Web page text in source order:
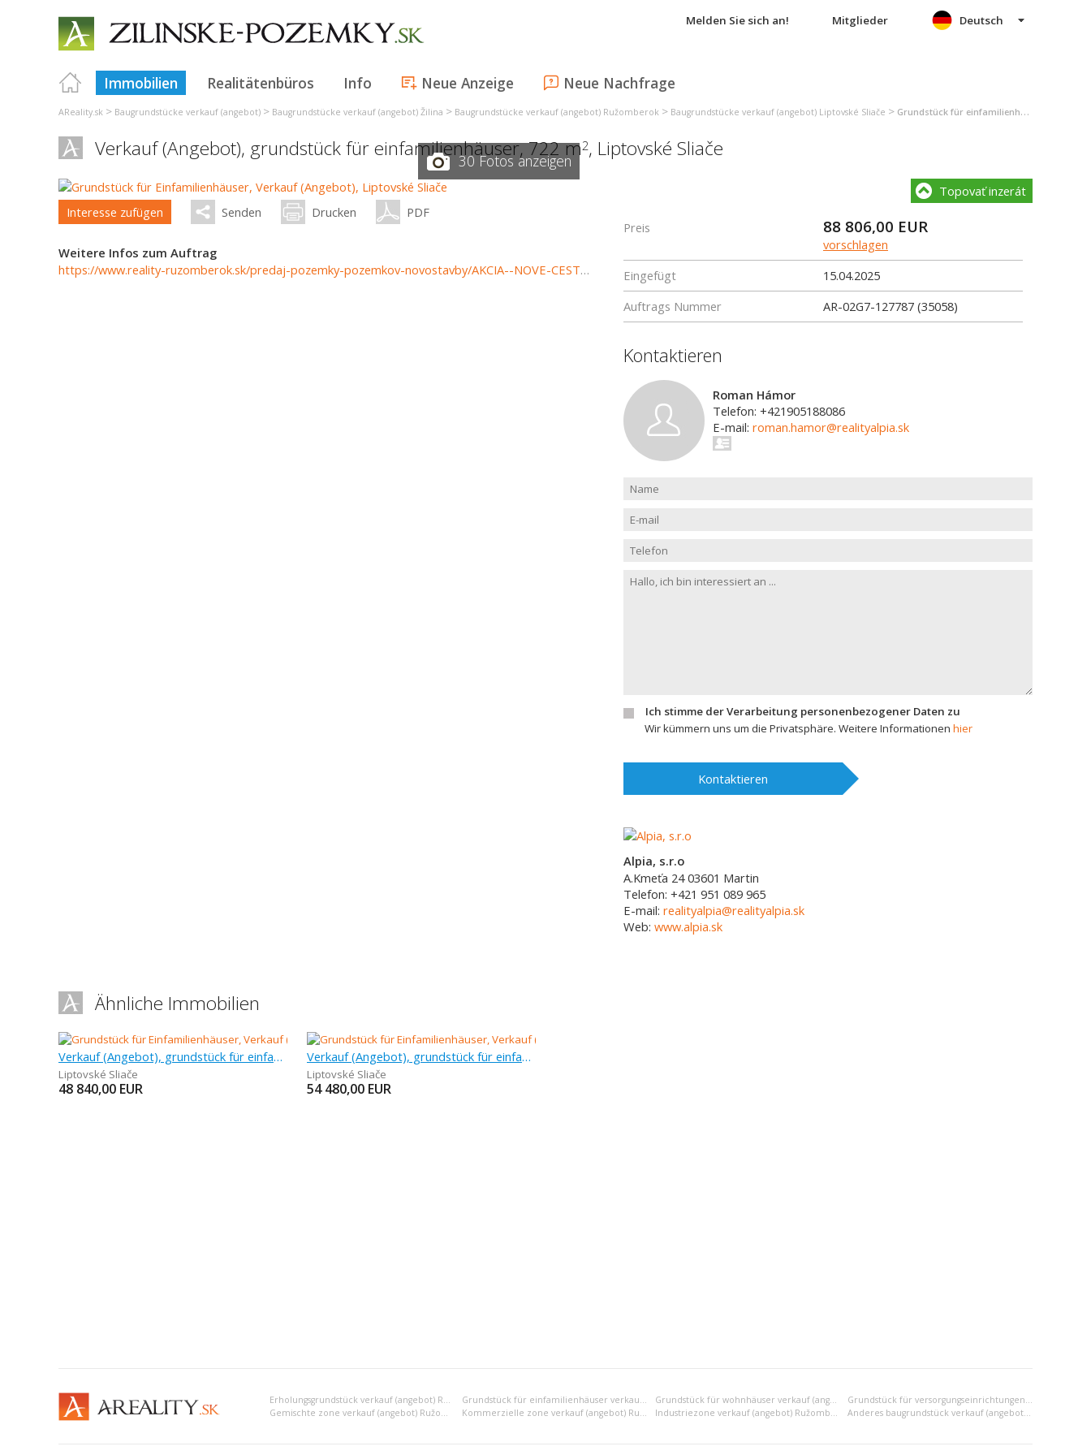
Melden Sie sich an! Mitglieder
Immobilien Realitätenbüros Info Neue Anzeige Neue Nachfrage
Deutsch
AReality.sk > Baugrundstücke verkauf (angebot) > Baugrundstücke verkauf (angebot) Žilina > Baugrundstücke verkauf (angebot) Ružomberok > Baugrundstücke verkauf (angebot) Liptovské Sliače > Grundstück für einfamilienhäuser verkauf (angebot) Liptovské Sliače
Verkauf (Angebot), grundstück für einfamilienhäuser, 722 m2, Liptovské Sliače
30 Fotos anzeigen
Interesse zufügen Senden Drucken PDF
Weitere Infos zum Auftrag
https://www.reality-ruzomberok.sk/predaj-pozemky-pozemkov-novostavby/AKCIA--NOVE-CESTY-63-pozemkov-v-Uvratiach-Liptovske-Sliace-pri-Ruzomberku-35058/?utm_source=areality&utm_medium=xml&utm_term=35058&utm_content=chalupa&utm_campaign=portaly
Topovať inzerát
Preis 88 806,00 EUR
vorschlagen
Eingefügt
15.04.2025
Auftrags Nummer
AR-02G7-127787 (35058)
Kontaktieren
Roman Hámor
Telefon: +421905188086
E-mail: roman.hamor@realityalpia.sk
Ich stimme der Verarbeitung personenbezogener Daten zu
Wir kümmern uns um die Privatsphäre. Weitere Informationen hier
Kontaktieren
Alpia, s.r.o
A.Kmeťa 24 03601 Martin
Telefon: +421 951 089 965
E-mail: realityalpia@realityalpia.sk
Web: www.alpia.sk
Ähnliche Immobilien
Verkauf (Angebot), grundstück für einfamilienhäuser, 814 m
Liptovské Sliače
48 840,00 EUR
Verkauf (Angebot), grundstück für einfamilienhäuser, 908 m
Liptovské Sliače
54 480,00 EUR
Erholungsgrundstück verkauf (angebot) Ružomberok Grundstück für einfamilienhäuser verkauf (angebot) Ružomberok Grundstück für wohnhäuser verkauf (angebot) Ružomberok
Grundstück für versorgungseinrichtungen verkauf (angebot) Ružomberok
Gemischte zone verkauf (angebot) Ružomberok
Kommerzielle zone verkauf (angebot) Ružomberok Industriezone verkauf (angebot) Ružomberok Anderes baugrundstück verkauf (angebot) Ružomberok